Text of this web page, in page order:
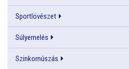
Sportlövészet
Súlyemelés
Szinkornúszás